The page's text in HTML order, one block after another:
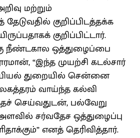
மற்றும்
குறிப்பிடத்தக்க
குறிப்பிட்டார்.
நீண்டகால ஒத்துழைப்பை
“இந்த முயற்சி கடல்சார்
துறையில் சென்னை
வாய்ந்த கல்வி
செய்வதுடன், பல்வேறு
சர்வதேச ஒத்துழைப்பு
எனத் தெரிவித்தார்.